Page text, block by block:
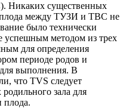
Никаких существенных
плода между ТУЗИ и ТВС не
было технически
успешным методом из трех
для определения
периоде родов и
выполнения. В
что TVS следует
зала для
плода.